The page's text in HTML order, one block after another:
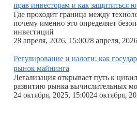
прав инвесторам и как защититься
Где проходит граница между
почему именно это определяет
инвестиций
28 апреля, 2026, 15:0028 апреля, 2026
Регулирование и налоги: как
рынок майнинга
Легализация открывает путь к
развитию рынка вычислительных
24 октября, 2025, 15:0024 октября,